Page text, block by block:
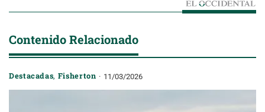
Contenido Relacionado
Destacadas, Fisherton 11/03/2026